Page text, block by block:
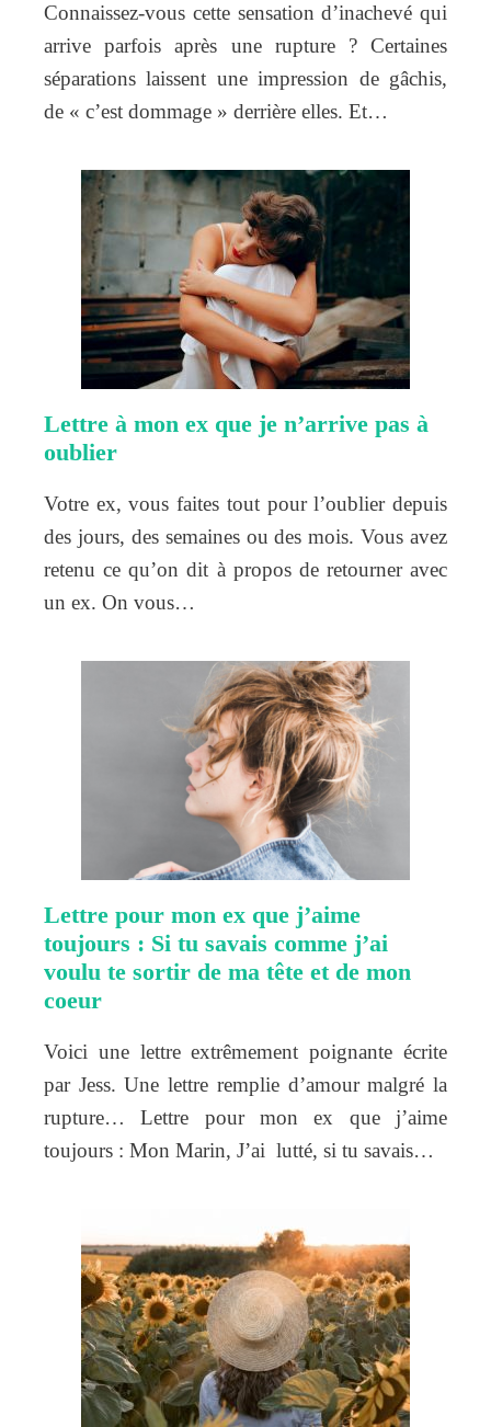
Connaissez-vous cette sensation d’inachevé qui
arrive parfois après une rupture ? Certaines
séparations laissent une impression de gâchis,
de « c’est dommage » derrière elles. Et…
Lettre à mon ex que je n’arrive pas à
oublier
Votre ex, vous faites tout pour l’oublier depuis
des jours, des semaines ou des mois. Vous avez
retenu ce qu’on dit à propos de retourner avec
un ex. On vous…
Lettre pour mon ex que j’aime
toujours : Si tu savais comme j’ai
voulu te sortir de ma tête et de mon
coeur
Voici une lettre extrêmement poignante écrite
par Jess. Une lettre remplie d’amour malgré la
rupture… Lettre pour mon ex que j’aime
toujours : Mon Marin, J’ai lutté, si tu savais…